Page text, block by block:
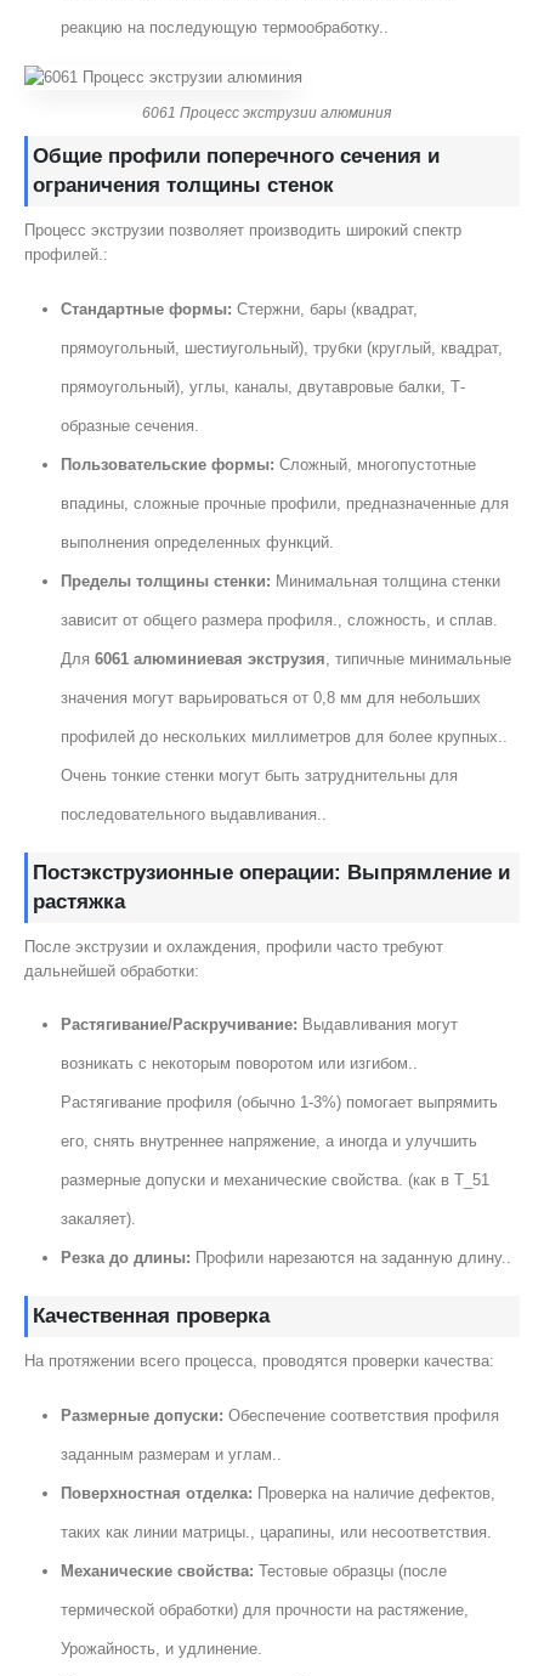
реакцию на последующую термообработку..
6061 Процесс экструзии алюминия
Общие профили поперечного сечения и
ограничения толщины стенок
Процесс экструзии позволяет производить широкий спектр
профилей.:
Стандартные формы: Стержни, бары (квадрат,
прямоугольный, шестиугольный), трубки (круглый, квадрат,
прямоугольный), углы, каналы, двутавровые балки, Т-
образные сечения.
Пользовательские формы: Сложный, многопустотные
впадины, сложные прочные профили, предназначенные для
выполнения определенных функций.
Пределы толщины стенки: Минимальная толщина стенки
зависит от общего размера профиля., сложность, и сплав.
Для 6061 алюминиевая экструзия , типичные минимальные
значения могут варьироваться от 0,8 мм для небольших
профилей до нескольких миллиметров для более крупных..
Очень тонкие стенки могут быть затруднительны для
последовательного выдавливания..
Постэкструзионные операции: Выпрямление и
растяжка
После экструзии и охлаждения, профили часто требуют
дальнейшей обработки:
Растягивание/Раскручивание: Выдавливания могут
возникать с некоторым поворотом или изгибом..
Растягивание профиля (обычно 1-3%) помогает выпрямить
его, снять внутреннее напряжение, а иногда и улучшить
размерные допуски и механические свойства. (как в Т_51
закаляет).
Резка до длины: Профили нарезаются на заданную длину..
Качественная проверка
На протяжении всего процесса, проводятся проверки качества:
Размерные допуски: Обеспечение соответствия профиля
заданным размерам и углам..
Поверхностная отделка: Проверка на наличие дефектов,
таких как линии матрицы., царапины, или несоответствия.
Механические свойства: Тестовые образцы (после
термической обработки) для прочности на растяжение,
Урожайность, и удлинение.